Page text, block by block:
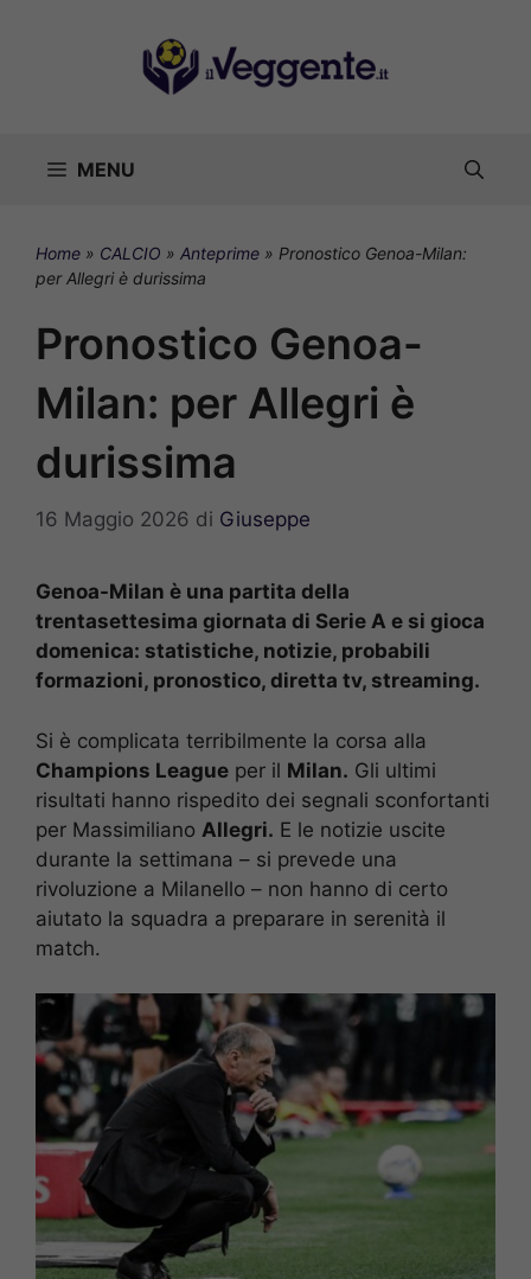
MENU
Home » CALCIO » Anteprime » Pronostico Genoa-Milan:
per Allegri è durissima
Pronostico Genoa-
Milan: per Allegri è
durissima
16 Maggio 2026 di Giuseppe
Genoa-Milan è una partita della
trentasettesima giornata di Serie A e si gioca
domenica: statistiche, notizie, probabili
formazioni, pronostico, diretta tv, streaming.
Si è complicata terribilmente la corsa alla
Champions League per il Milan. Gli ultimi
risultati hanno rispedito dei segnali sconfortanti
per Massimiliano Allegri. E le notizie uscite
durante la settimana – si prevede una
rivoluzione a Milanello – non hanno di certo
aiutato la squadra a preparare in serenità il
match.